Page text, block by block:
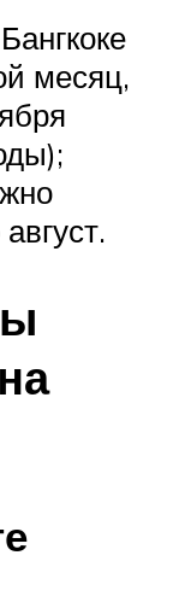
месяц,